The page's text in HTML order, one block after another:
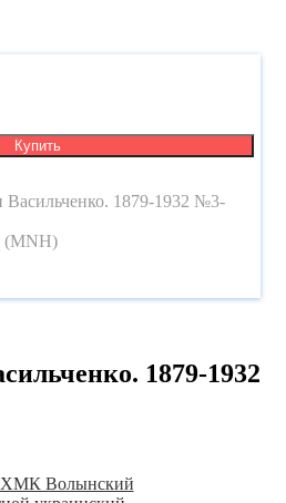
Купить
1879-1932 №3-
(MNH)
1879-1932